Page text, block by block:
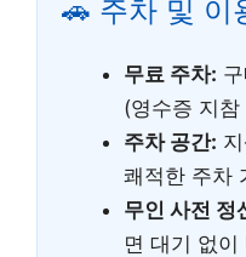
🚗 주차 및 이
무료 주차:
(영수증 지참
주차 공간:
쾌적한 주차
무인 사전 정
면 대기 없